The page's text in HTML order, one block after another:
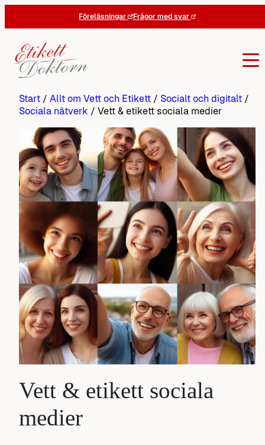
Föreläsningar Frågor med svar
Start / Allt om Vett och Etikett / Socialt och digitalt /
Sociala nätverk / Vett & etikett sociala medier
Vett & etikett sociala
medier